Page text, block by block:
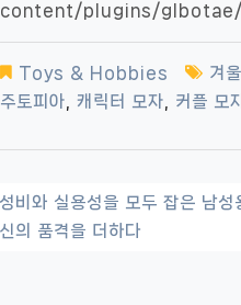
content/plugins/
Toys & Hobbies 겨
주토피아
캐릭터 모자 커플 모
비와 실용성을 모두 잡은 남성
의 품격을 더하다